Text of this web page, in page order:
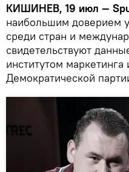
КИШИНЕВ, 19 июл —
наибольшим доверием
среди стран и
свидетельствуют
институтом
Демократической